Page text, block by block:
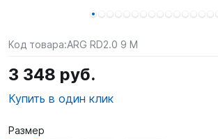
Акции
Код товара:ARG RD2.0 9 M
3 348 руб.
Купить в один клик
Размер